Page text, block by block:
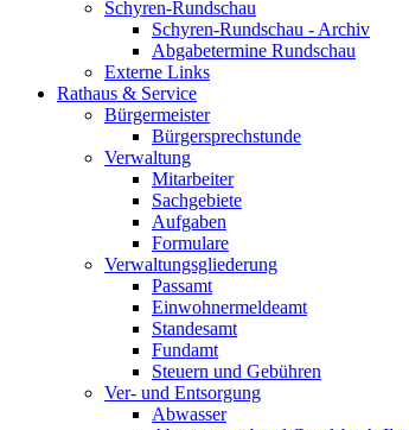
Schyren-Rundschau
Schyren-Rundschau - Archiv
Abgabetermine Rundschau
Externe Links
Rathaus & Service
Bürgermeister
Bürgersprechstunde
Verwaltung
Mitarbeiter
Sachgebiete
Aufgaben
Formulare
Verwaltungsgliederung
Passamt
Einwohnermeldeamt
Standesamt
Fundamt
Steuern und Gebühren
Ver- und Entsorgung
Abwasser